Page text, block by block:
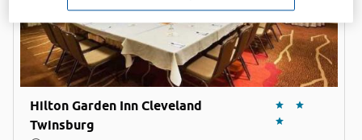
Hilton Garden Inn Cleveland
Twinsburg